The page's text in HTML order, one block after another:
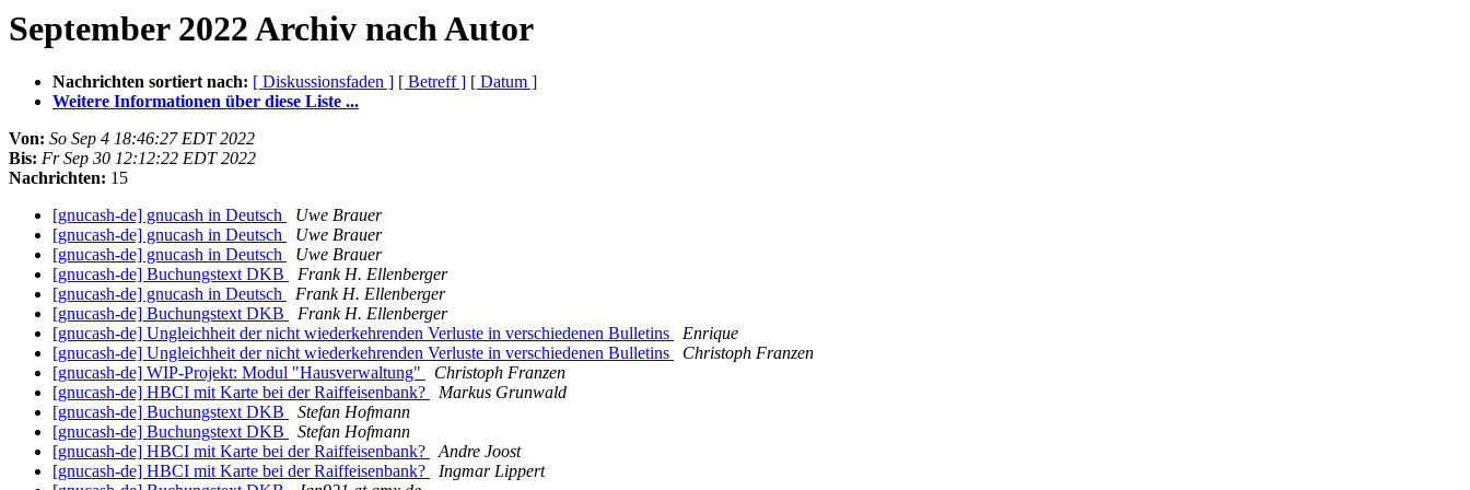
September 2022 Archiv nach Autor
Nachrichten sortiert nach: [ Diskussionsfaden ] [ Betreff ] [ Datum ]
Weitere Informationen über diese Liste ...
Von: So Sep 4 18:46:27 EDT 2022
Bis: Fr Sep 30 12:12:22 EDT 2022
Nachrichten: 15
[gnucash-de] gnucash in Deutsch
Uwe Brauer
[gnucash-de] gnucash in Deutsch
Uwe Brauer
[gnucash-de] gnucash in Deutsch
Uwe Brauer
[gnucash-de] Buchungstext DKB
Frank H. Ellenberger
[gnucash-de] gnucash in Deutsch
Frank H. Ellenberger
[gnucash-de] Buchungstext DKB
Frank H. Ellenberger
[gnucash-de] Ungleichheit der nicht wiederkehrenden Verluste in verschiedenen Bulletins
Enrique
[gnucash-de] Ungleichheit der nicht wiederkehrenden Verluste in verschiedenen Bulletins
Christoph Franzen
[gnucash-de] WIP-Projekt: Modul "Hausverwaltung"
Christoph Franzen
[gnucash-de] HBCI mit Karte bei der Raiffeisenbank?
Markus Grunwald
[gnucash-de] Buchungstext DKB
Stefan Hofmann
[gnucash-de] Buchungstext DKB
Stefan Hofmann
[gnucash-de] HBCI mit Karte bei der Raiffeisenbank?
Andre Joost
[gnucash-de] HBCI mit Karte bei der Raiffeisenbank?
Ingmar Lippert